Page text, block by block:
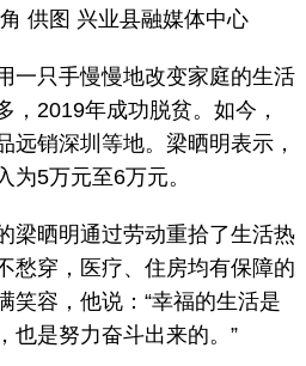
供图 兴业县融媒体中心
只手慢慢地改变家庭的生活
，2019年成功脱贫。如今，
远销深圳等地。梁晒明表示，
为5万元至6万元。
晒明通过劳动重拾了生活热
愁穿，医疗、住房均有保障的
笑容，他说：“幸福的生活是
也是努力奋斗出来的。”